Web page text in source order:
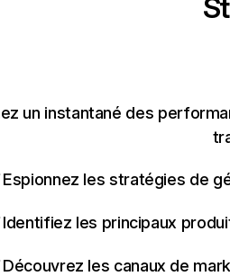
un instantané des
Espionnez les stratégies de
Identifiez les principaux
Découvrez les canaux de